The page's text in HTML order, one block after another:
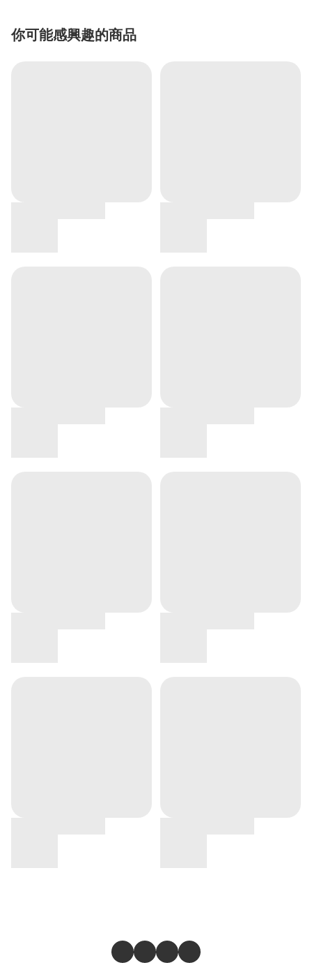
你可能感興趣的商品